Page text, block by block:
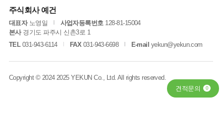
견적문의 0
주식회사 예건
대표자노영일 사업자등록번호 128-81-15004
본사경기도 파주시 신촌3로 1
TEL031-943-6114 FAX 031-943-6698 E-mail yekun@yekun.com
Copyright © 2024 2025 YEKUN Co., Ltd. All rights reserved.